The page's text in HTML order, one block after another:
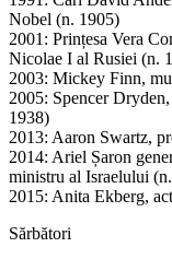
Nobel (n. 1905)
2001: Prințesa Vera
Nicolae I al Rusiei (n.
2003: Mickey Finn,
2005: Spencer
1938)
2013: Aaron Swartz,
2014: Ariel Șaron
ministru al Israelului
2015: Anita Ekberg,
Sărbători